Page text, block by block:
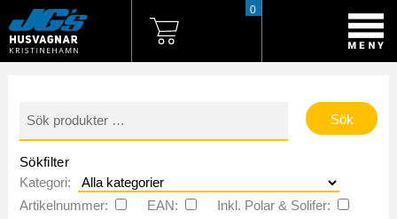
0
efter:
Sökfilter
Kategori:
Artikelnummer:
EAN:
Inkl. Polar & Solifer: